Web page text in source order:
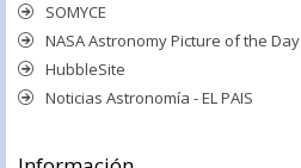
SOMYCE
NASA Astronomy Picture of the Day
HubbleSite
Noticias Astronomía - EL PAIS